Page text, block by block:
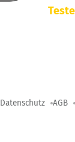
Datenschutz AGB